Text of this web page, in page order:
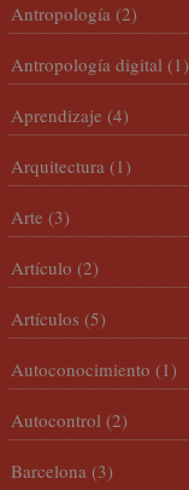
Antropología (2)
Antropología digital (1)
Aprendizaje (4)
Arquitectura (1)
Arte (3)
Artículo (2)
Artículos (5)
Autoconocimiento (1)
Autocontrol (2)
Barcelona (3)